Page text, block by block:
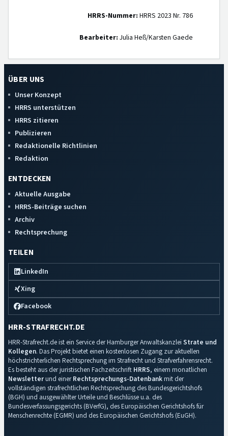
HRRS-Nummer: HRRS 2023 Nr. 786
Bearbeiter: Julia Heß/Karsten Gaede
ÜBER UNS
Unser Konzept
HRRS unterstützen
HRRS zitieren
Publizieren
Redaktionelle Richtlinien
Redaktion
ENTDECKEN
Aktuelle Ausgabe
HRRS-Beiträge suchen
Archiv
Rechtsprechung
TEILEN
LinkedIn
Xing
Facebook
HRR-STRAFRECHT.DE
HRR-Strafrecht.de ist ein Service der Hamburger Anwaltskanzlei Strate und
Kollegen. Das Projekt bietet einen kostenlosen Zugang zur aktuellen
höchstrichterlichen Rechtsprechung im Strafrecht und Strafverfahrensrecht.
Es besteht aus der juristischen Fachzeitschrift HRRS, einem monatlichen
Newsletterund einerRechtsprechungs-Datenbankmit der
vollständigen strafrechtlichen Rechtsprechung des Bundesgerichtshofs
(BGH) und ausgewählter Urteile und Beschlüsse u.a. des
Bundesverfassungsgerichts (BVerfG), des Europäischen Gerichtshofs für
Menschenrechte (EGMR) und des Europäischen Gerichtshofs (EuGH).